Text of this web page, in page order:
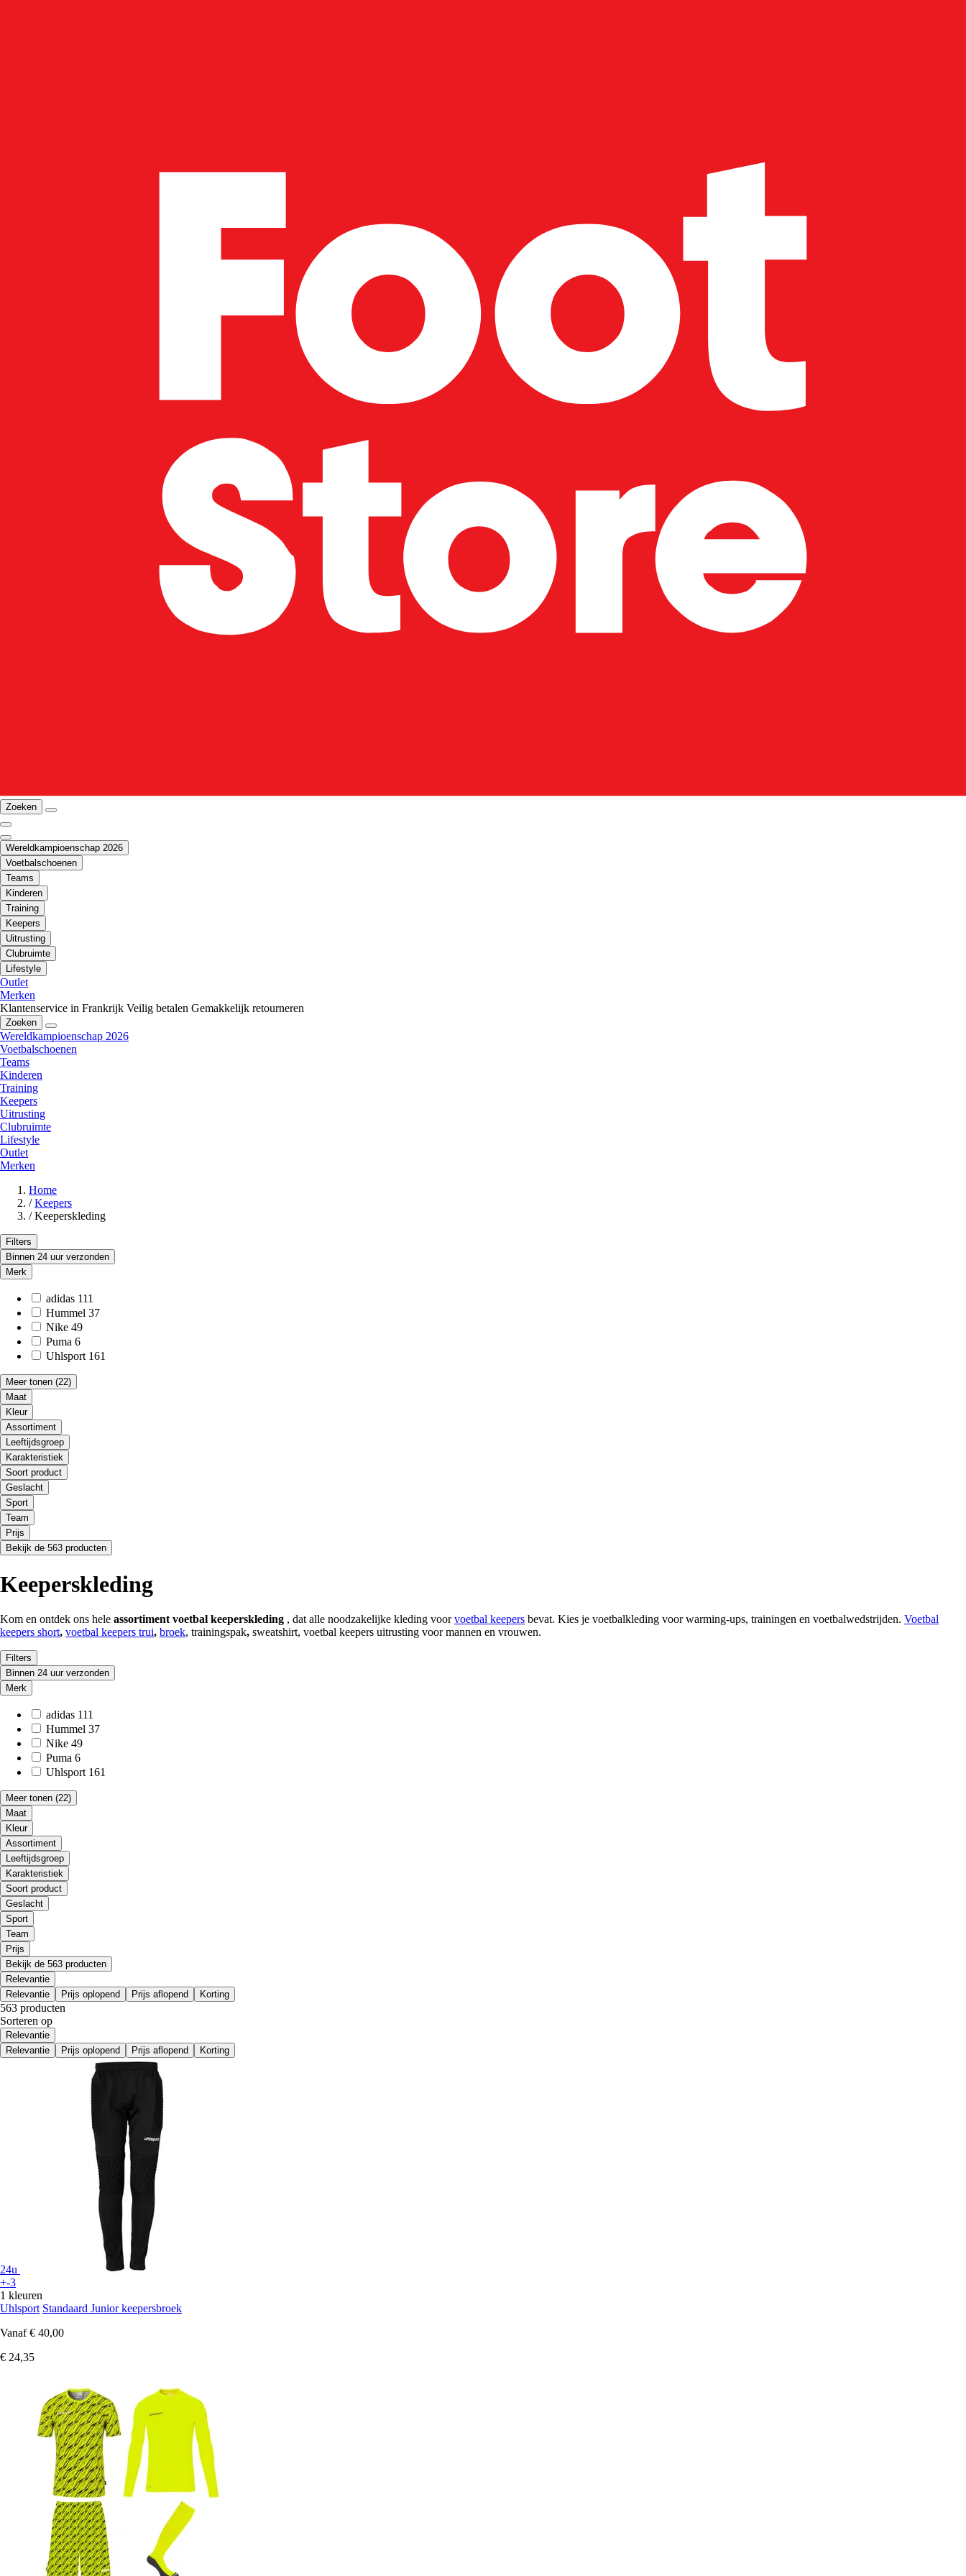
Zoeken
Wereldkampioenschap 2026
Voetbalschoenen
Teams
Kinderen
Training
Keepers
Uitrusting
Clubruimte
Lifestyle
Outlet
Merken
Klantenservice in Frankrijk Veilig betalen Gemakkelijk retourneren
Zoeken
Wereldkampioenschap 2026
Voetbalschoenen
Teams
Kinderen
Training
Keepers
Uitrusting
Clubruimte
Lifestyle
Outlet
Merken
Home
/ Keepers
/ Keeperskleding
Filters
Binnen 24 uur verzonden
Merk
adidas 111
Hummel 37
Nike 49
Puma 6
Uhlsport 161
Meer tonen (22)
Maat
Kleur
Assortiment
Leeftijdsgroep
Karakteristiek
Soort product
Geslacht
Sport
Team
Prijs
Bekijk de 563 producten
Keeperskleding
Kom en ontdek ons hele assortiment voetbal keeperskleding , dat alle noodzakelijke kleding voorvoetbal keepers bevat. Kies je voetbalkleding voor warming-ups, trainingen en voetbalwedstrijden. Voetbal
keepers short, voetbal keepers trui, broek, trainingspak, sweatshirt, voetbal keepers uitrusting voor mannen en vrouwen.
Filters
Binnen 24 uur verzonden
Merk
adidas 111
Hummel 37
Nike 49
Puma 6
Uhlsport 161
Meer tonen (22)
Maat
Kleur
Assortiment
Leeftijdsgroep
Karakteristiek
Soort product
Geslacht
Sport
Team
Prijs
Bekijk de 563 producten
Relevantie
Relevantie
Prijs oplopend Prijs aflopend Korting
563 producten
Sorteren op
Relevantie
Relevantie
Prijs oplopend Prijs aflopend Korting
24u
+-3
1 kleuren
Uhlsport Standaard Junior keepersbroek
Vanaf € 40,00
€ 24,35